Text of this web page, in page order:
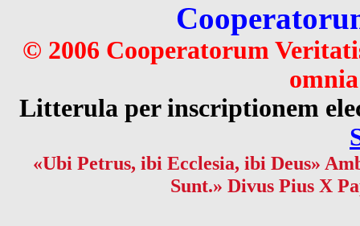
© 2006 Cooperatorum
Litterula per inscriptionem
«Ubi Petrus, ibi Ecclesia, ibi Deus»
Sunt.» Divus Pius X